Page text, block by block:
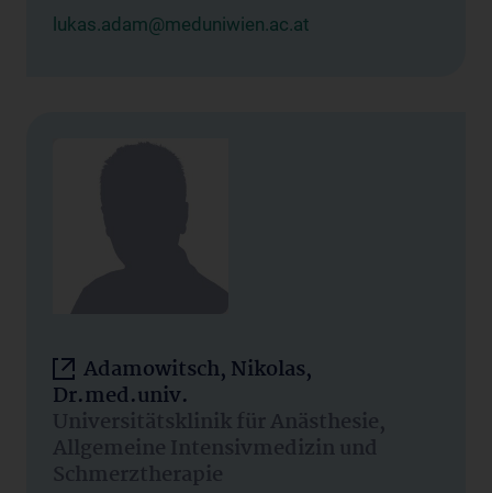
lukas.adam@meduniwien.ac.at
Adamowitsch, Nikolas,
Dr.med.univ.
Universitätsklinik für Anästhesie,
Allgemeine Intensivmedizin und
Schmerztherapie